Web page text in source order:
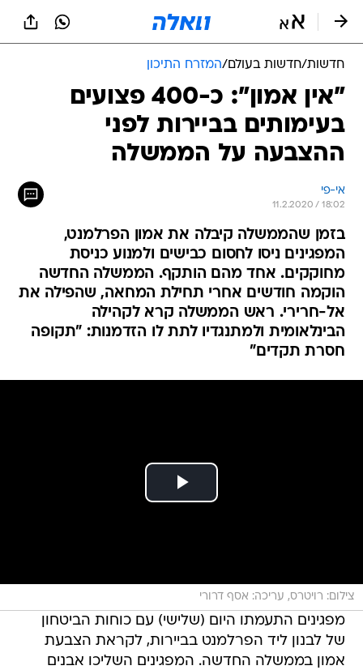
חדשות/חדשות בעולם/המזרח התיכון
"אין אמון": כ-400 פצועים
בעימותים בביירות לפני
ההצבעה על הממשלה
אי-פי
11.2.2020 / 18:02
בזמן שהממשלה קיבלה את אמון הפרלמנט,
המפגינים ניסו לחסום כבישים ולמנוע כניסת
מחוקקים. אחד מהם הותקף. הממשלה החדשה
הוקמה חודשים אחרי תחילת המחאה, שהפילה את
אל-חרירי. ראש הממשלה קרא לקהילה
הבינלאומית ולמתנגדיו לתת לו הזדמנות: "תקופה
חסרת תקדים"
צילום: רויטרס, עריכה: אסף דרורי
מפגינים התעמתו היום (שלישי) עם כוחות הביטחון
של לבנון ליד הפרלמנט בביירות, לקראת הצבעת
אמון בממשלה החדשה. המפגינים השליכו אבנים